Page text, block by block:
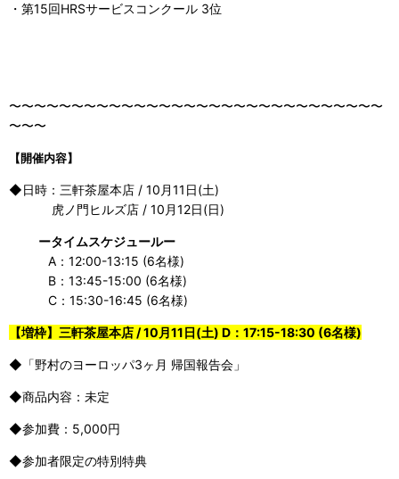
・第15回HRSサービスコンクール 3位
〜〜〜〜〜〜〜〜〜〜〜〜〜〜〜〜〜〜〜〜〜〜〜〜〜〜〜〜〜〜
〜〜〜
【開催内容】
◆日時：三軒茶屋本店 / 10月11日(土)
虎ノ門ヒルズ店 / 10月12日(日)
ータイムスケジュールー
A：12:00-13:15 (6名様)
B：13:45-15:00 (6名様)
C：15:30-16:45 (6名様)
【増枠】三軒茶屋本店 / 10月11日(土) D ：17:15-18:30 (6名様)
◆ 「野村のヨーロッパ3ヶ月 帰国報告会」
◆商品内容：未定
◆参加費：5,000円
◆参加者限定の特別特典